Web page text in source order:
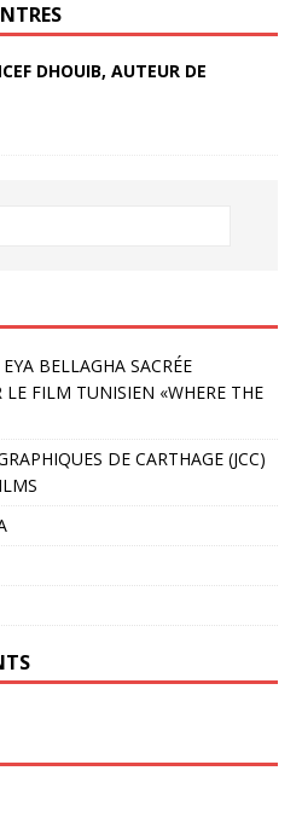
DHOUIB, AUTEUR DE
BELLAGHA SACRÉE
LE FILM TUNISIEN «WHERE THE
DE CARTHAGE (JCC)